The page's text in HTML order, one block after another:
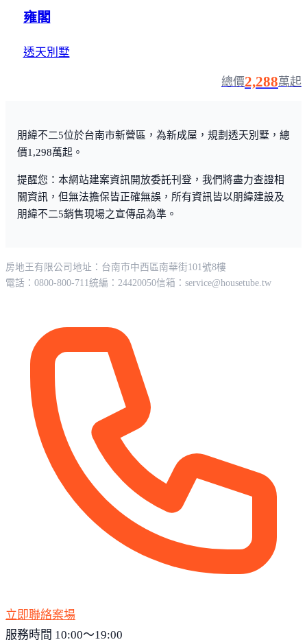
雍閣
透天別墅
總價2,288萬起
朋緯不二5位於台南市新營區，為新成屋，規劃透天別墅，總
價1,298萬起。
提醒您：本網站建案資訊開放委託刊登，我們將盡力查證相
關資訊，但無法擔保皆正確無誤，所有資訊皆以朋緯建設及
朋緯不二5銷售現場之宣傳品為準。
房地王有限公司 地址：台南市中西區南華街101號8樓
電話：0800-800-711統編：24420050信箱： service@housetube.tw
立即聯絡案場
服務時間 10:00～19:00